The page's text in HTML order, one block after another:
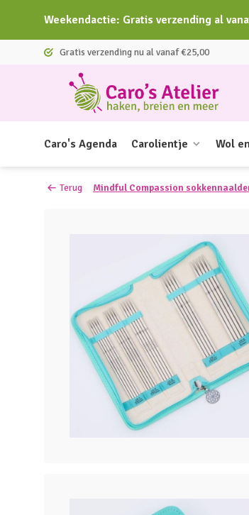
Weekendactie: Gratis verzending al
Gratis verzending nu al vanaf €25,00
Caro's Agenda Carolientje Wol
Terug Mindful Compassion